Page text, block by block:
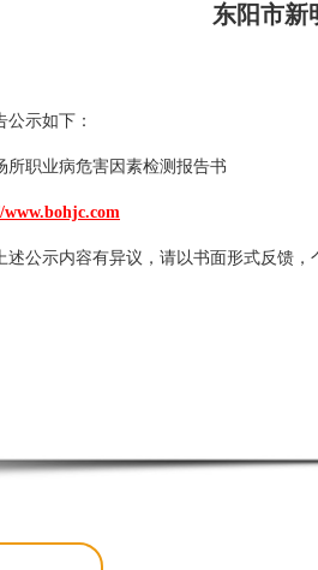
东阳市新
示如下：
所职业病危害因素检测报告书
述公示内容有异议，请以书面形式反馈，